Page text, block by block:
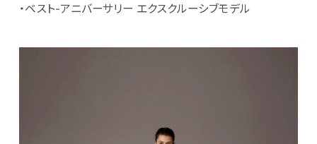
・ベスト-アニバーサリー エクスクルーシブモデル